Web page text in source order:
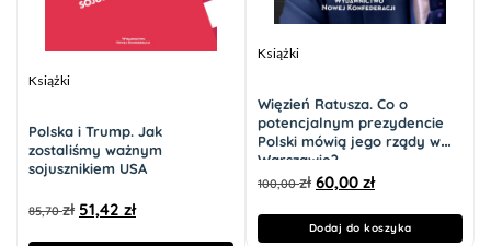
Książki
Polska i Trump. Jak
zostaliśmy ważnym
sojusznikiem USA
85,70zł 51,42 zł
Książki
Więzień Ratusza. Co o
potencjalnym prezydencie
Polski mówią jego rządy w
Warszawie?
100,00zł 60,00 zł
Dodaj do koszyka